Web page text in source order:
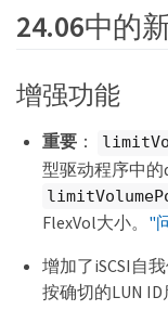
24.06中的
增强功能
重要：
型驱动程序中
FlexVol大小。 "
增加了iSCSI自
按确切的LUN ID